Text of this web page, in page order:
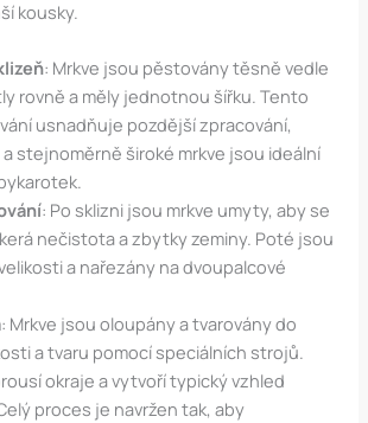
kousky.
: Mrkve jsou pěstovány těsně vedle
rovně a měly jednotnou šířku. Tento
usnadňuje pozdější zpracování,
stejnoměrně široké mrkve jsou ideální
: Po sklizni jsou mrkve umyty, aby se
nečistota a zbytky zeminy. Poté jsou
a nařezány na dvoupalcové
: Mrkve jsou oloupány a tvarovány do
a tvaru pomocí speciálních strojů.
okraje a vytvoří typický vzhled
proces je navržen tak, aby